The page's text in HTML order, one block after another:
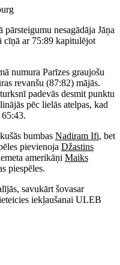
nesagādāja Jāņa
cīņā ar 75:89 kapitulējot
numura Parīzes graujošu
revanšu (87:82) mājās.
padevās desmit punktu
pēc lielās atelpas, kad
bumbas Nadiram Ifi, bet
pievienoja Džastins
amerikāņi Maiks
piespēles.
savukārt šovasar
iekļaušanai ULEB